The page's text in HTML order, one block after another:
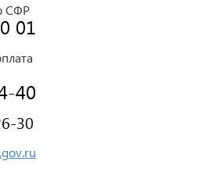
СФР
01
40
30